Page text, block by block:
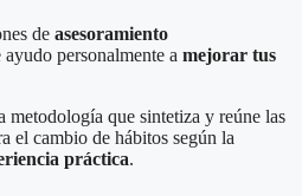
de asesoramiento
ayudo personalmente a mejorar tus
metodología que sintetiza y reúne las
el cambio de hábitos según la
práctica.